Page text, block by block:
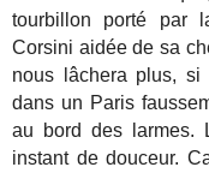
tourbillon porté par
Corsini aidée de sa
nous lâchera plus, si
dans un Paris
au bord des larmes.
instant de douceur.